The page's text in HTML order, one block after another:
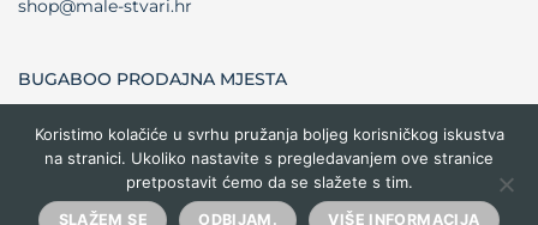
shop@male-stvari.hr
BUGABOO PRODAJNA MJESTA
Visa MasterCardMaestro Dinners
Club
Credit
Card
Cash
Delivery
Copyright 2026 ©Male stvari
Koristimo kolačiće u svrhu pružanja boljeg korisničkog iskustva
na stranici. Ukoliko nastavite s pregledavanjem ove stranice
pretpostavit ćemo da se slažete s tim.
SLAŽEM SE ODBIJAM. VIŠE INFORMACIJA